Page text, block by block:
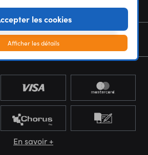
CONNAÎTRE
NEWSLETTER
En savoir +
les cookies
Afficher les détails